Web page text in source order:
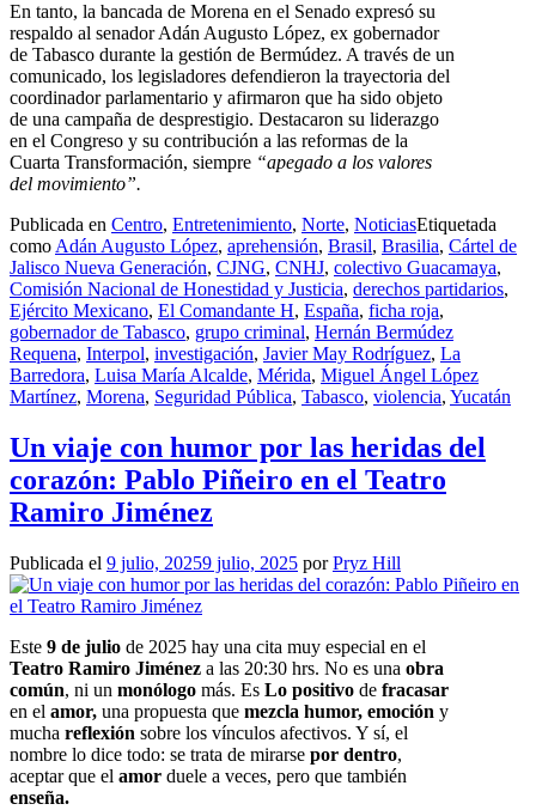
En tanto, la bancada de Morena en el Senado expresó su
respaldo al senador Adán Augusto López, ex gobernador
de Tabasco durante la gestión de Bermúdez. A través de un
comunicado, los legisladores defendieron la trayectoria del
coordinador parlamentario y afirmaron que ha sido objeto
de una campaña de desprestigio. Destacaron su liderazgo
en el Congreso y su contribución a las reformas de la
Cuarta Transformación, siempre “apegado a los valores
del movimiento”.
Publicada en Centro, Entretenimiento, Norte, NoticiasEtiquetada
comoAdán Augusto López, aprehensión, Brasil, Brasilia, Cártel de
Jalisco Nueva Generación, CJNG, CNHJ, colectivo Guacamaya,
Comisión Nacional de Honestidad y Justicia, derechos partidarios,
Ejército Mexicano, El Comandante H, España, ficha roja,
gobernador de Tabasco, grupo criminal, Hernán Bermúdez
Requena, Interpol, investigación, Javier May Rodríguez, La
Barredora, Luisa María Alcalde, Mérida, Miguel Ángel López
Martínez, Morena, Seguridad Pública, Tabasco, violencia, Yucatán
Un viaje con humor por las heridas del
corazón: Pablo Piñeiro en el Teatro
Ramiro Jiménez
Publicada el 9 julio, 20259 julio, 2025 porPryz Hill
Este 9 de julio de 2025 hay una cita muy especial en el
Teatro Ramiro Jiménez a las 20:30 hrs. No es una obra
común, ni un monólogo más. Es Lo positivo de fracasar
en el amor, una propuesta que mezcla humor, emoción y
mucha reflexión sobre los vínculos afectivos. Y sí, el
nombre lo dice todo: se trata de mirarse por dentro,
aceptar que el amor duele a veces, pero que también
enseña.